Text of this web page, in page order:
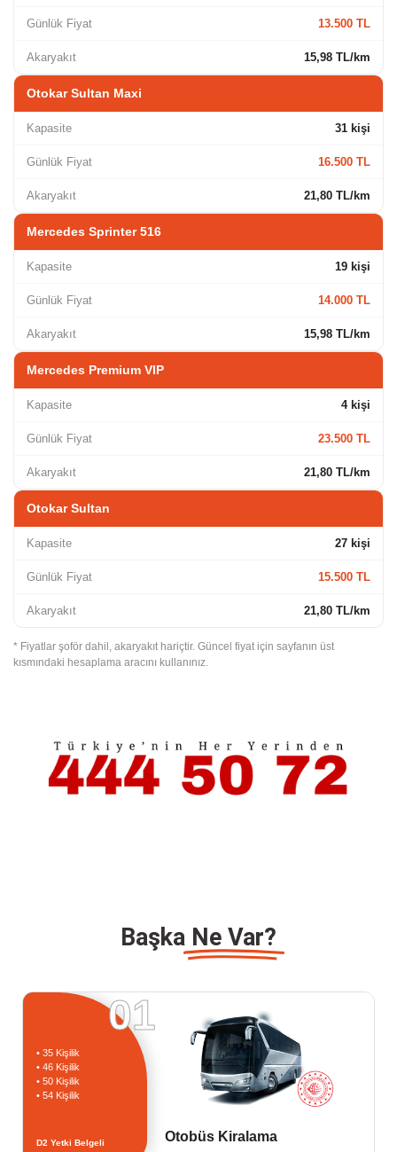
Günlük Fiyat 13.500 TL
Akaryakıt 15,98 TL/km
Otokar Sultan Maxi
Kapasite 31 kişi
Günlük Fiyat 16.500 TL
Akaryakıt 21,80 TL/km
Mercedes Sprinter 516
Kapasite 19 kişi
Günlük Fiyat 14.000 TL
Akaryakıt 15,98 TL/km
Mercedes Premium VIP
Kapasite 4 kişi
Günlük Fiyat 23.500 TL
Akaryakıt 21,80 TL/km
Otokar Sultan
Kapasite 27 kişi
Günlük Fiyat 15.500 TL
Akaryakıt 21,80 TL/km
* Fiyatlar şoför dahil, akaryakıt hariçtir. Güncel fiyat için sayfanın üst
kısmındaki hesaplama aracını kullanınız.
Başka Ne Var?
01
• 35 Kişilik
• 46 Kişilik
• 50 Kişilik
• 54 Kişilik
D2 Yetki Belgeli Otobüs Kiralama